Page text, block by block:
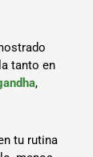
tanto en
,
tu rutina